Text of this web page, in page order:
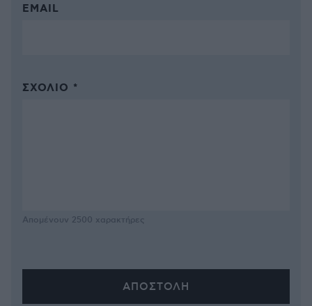
EMAIL
ΣΧΌΛΙΟ *
Απομένουν 2500 χαρακτήρες